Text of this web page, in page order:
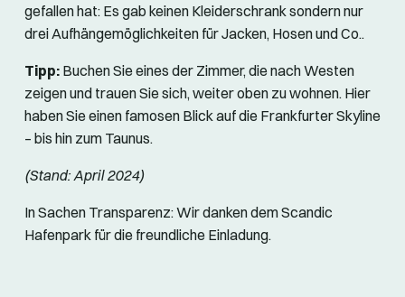
gefallen hat: Es gab keinen Kleiderschrank sondern nur
drei Aufhängemöglichkeiten für Jacken, Hosen und Co..
Tipp:Buchen Sie eines der Zimmer, die nach Westen
zeigen und trauen Sie sich, weiter oben zu wohnen. Hier
haben Sie einen famosen Blick auf die Frankfurter Skyline
– bis hin zum Taunus.
(Stand: April 2024)
In Sachen Transparenz: Wir danken dem Scandic
Hafenpark für die freundliche Einladung.